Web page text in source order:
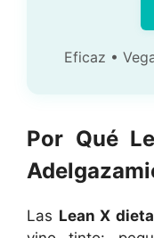
Eficaz •
Por Qué
Las Lean X